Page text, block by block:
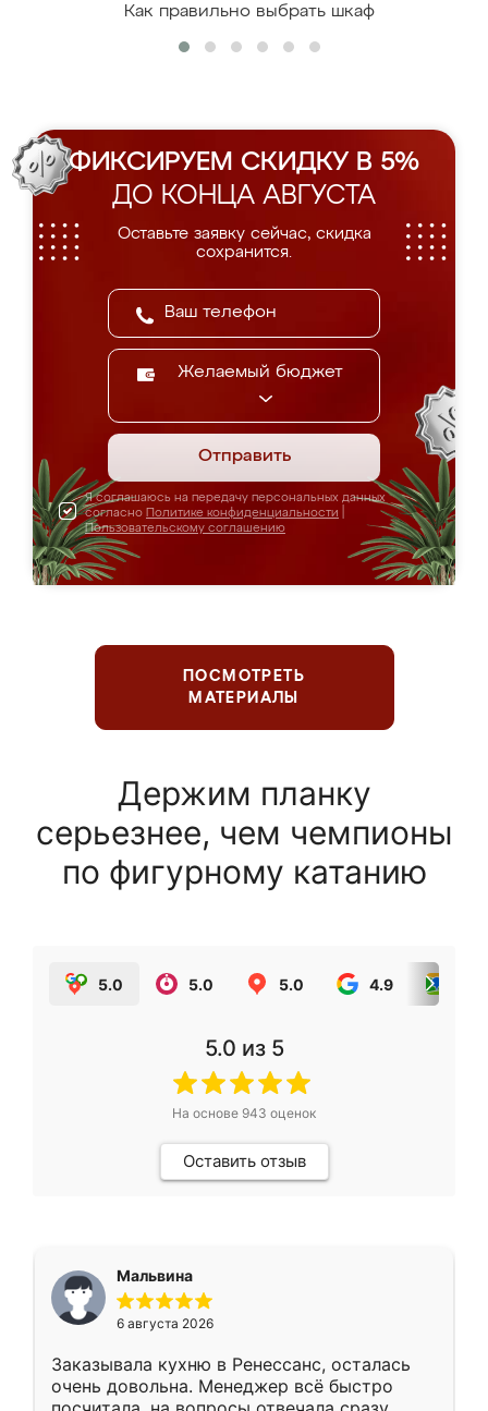
Как правильно выбрать шкаф
ФИКСИРУЕМ СКИДКУ В 5%
ДО КОНЦА АВГУСТА
Оставьте заявку сейчас, скидка
сохранится.
Желаемый бюджет
Отправить
Я соглашаюсь на передачу персональных данных
согласно Политике конфиденциальности
Пользовательскому соглашению
ПОСМОТРЕТЬ
МАТЕРИАЛЫ
Держим планку
серьезнее, чем чемпионы
по фигурному катанию
5.0 5.0 5.0 4.9
5.0 из 5
На основе 943 оценок
Оставить отзыв
Мальвина
6 августа 2026
Заказывала кухню в Ренессанс, осталась
очень довольна. Менеджер всё быстро